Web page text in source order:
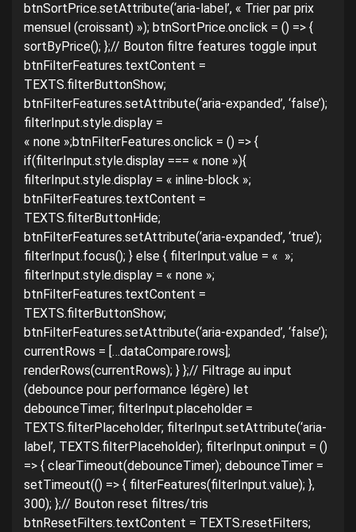
btnSortPrice.setAttribute(‘aria-label’, « Trier par prix
mensuel (croissant) »); btnSortPrice.onclick = () => {
sortByPrice(); };// Bouton filtre features toggle input
btnFilterFeatures.textContent =
TEXTS.filterButtonShow;
btnFilterFeatures.setAttribute(‘aria-expanded’, ‘false’);
filterInput.style.display =
« none »;btnFilterFeatures.onclick = () => {
if(filterInput.style.display === « none »){
filterInput.style.display = « inline-block »;
btnFilterFeatures.textContent =
TEXTS.filterButtonHide;
btnFilterFeatures.setAttribute(‘aria-expanded’, ‘true’);
filterInput.focus(); } else { filterInput.value = « »;
filterInput.style.display = « none »;
btnFilterFeatures.textContent =
TEXTS.filterButtonShow;
btnFilterFeatures.setAttribute(‘aria-expanded’, ‘false’);
currentRows = […dataCompare.rows];
renderRows(currentRows); } };// Filtrage au input
(debounce pour performance légère) let
debounceTimer; filterInput.placeholder =
TEXTS.filterPlaceholder; filterInput.setAttribute(‘aria-
label’, TEXTS.filterPlaceholder); filterInput.oninput = ()
=> { clearTimeout(debounceTimer); debounceTimer =
setTimeout(() => { filterFeatures(filterInput.value); },
300); };// Bouton reset filtres/tris
btnResetFilters.textContent = TEXTS.resetFilters;